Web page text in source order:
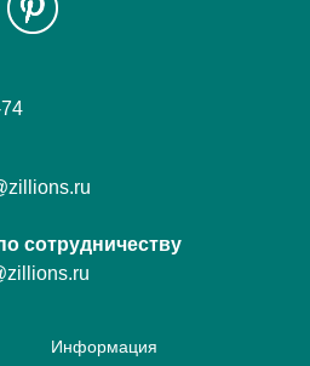
сотрудничеству
Информация